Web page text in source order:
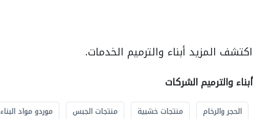
اكتشف المزيد أبناء والترميم الخدمات.
أبناء والترميم الشركات
الحجر والرخام منتجات خشبية منتجات الجبس موردو مواد البناء